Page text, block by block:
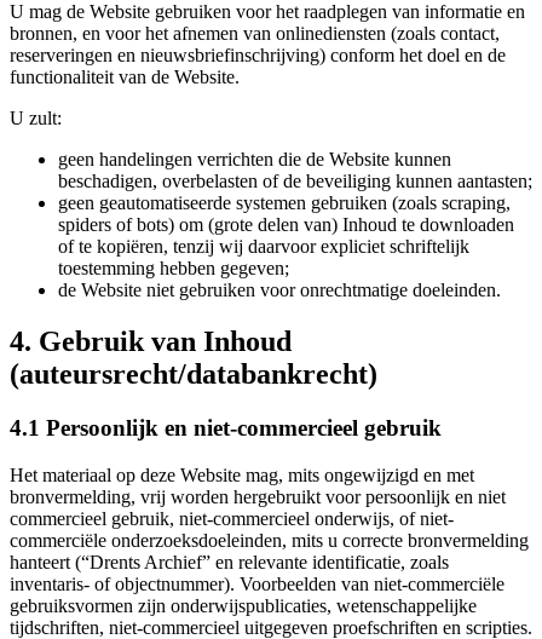
U mag de Website gebruiken voor het raadplegen van informatie en
bronnen, en voor het afnemen van onlinediensten (zoals contact,
reserveringen en nieuwsbriefinschrijving) conform het doel en de
functionaliteit van de Website.
U zult:
geen handelingen verrichten die de Website kunnen
beschadigen, overbelasten of de beveiliging kunnen aantasten;
geen geautomatiseerde systemen gebruiken (zoals scraping,
spiders of bots) om (grote delen van) Inhoud te downloaden
of te kopiëren, tenzij wij daarvoor expliciet schriftelijk
toestemming hebben gegeven;
de Website niet gebruiken voor onrechtmatige doeleinden.
4. Gebruik van Inhoud
(auteursrecht/databankrecht)
4.1 Persoonlijk en niet-commercieel gebruik
Het materiaal op deze Website mag, mits ongewijzigd en met
bronvermelding, vrij worden hergebruikt voor persoonlijk en niet
commercieel gebruik, niet-commercieel onderwijs, of niet-
commerciële onderzoeksdoeleinden, mits u correcte bronvermelding
hanteert (“Drents Archief” en relevante identificatie, zoals
inventaris- of objectnummer). Voorbeelden van niet-commerciële
gebruiksvormen zijn onderwijspublicaties, wetenschappelijke
tijdschriften, niet-commercieel uitgegeven proefschriften en scripties.